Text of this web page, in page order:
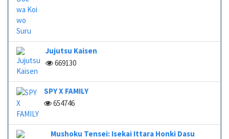
Jujutsu Kaisen
669130
SPY X FAMILY
654746
Mushoku Tensei: Isekai Ittara Honki Dasu